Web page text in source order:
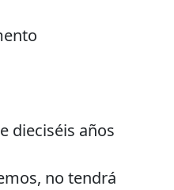
dieciséis años
no tendrá